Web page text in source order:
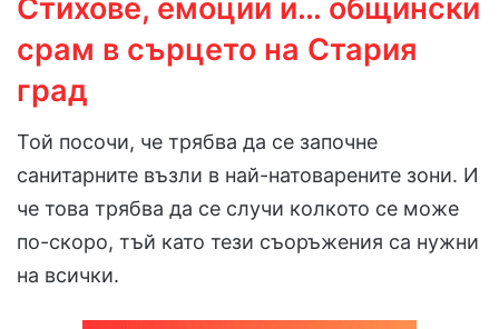
Стихове, емоции и… общински
срам в сърцето на Стария
град
Той посочи, че трябва да се започне
санитарните възли в най-натоварените зони. И
че това трябва да се случи колкото се може
по-скоро, тъй като тези съоръжения са нужни
на всички.